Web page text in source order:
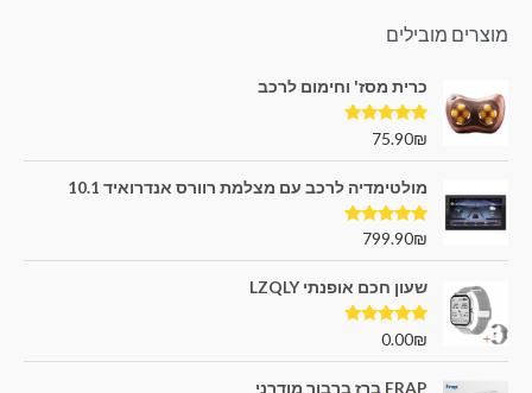
מוצרים מובילים
כרית מסז' וחימום לרכב
דורג5.00
75.90₪
מולטימדיה לרכב עם מצלמת רוורס אנדרואיד 10.1
דורג5.00
799.90₪
שעון חכם אופנתי LZQLY
דורג5.00
0.00₪
FRAP ברז ברבור מודרני